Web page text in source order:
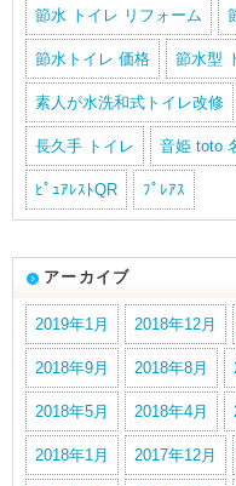
節水 トイレ リフォーム
節水トイレ 価格 節水型
素人が水洗和式トイレ改修
長久手 トイレ 音姫 toto
ﾋﾟｭｱﾚｽﾄQR ﾌﾟﾚｱｽ
アーカイブ
2019年1月 2018年12月
2018年9月 2018年8月
2018年5月 2018年4月
2018年1月 2017年12月